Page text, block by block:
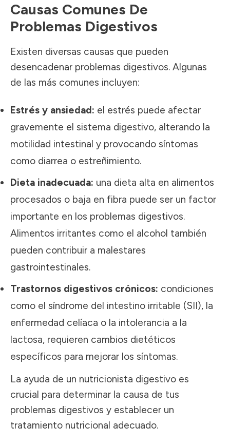
Causas Comunes De
Problemas Digestivos
Existen diversas causas que pueden
desencadenar problemas digestivos. Algunas
de las más comunes incluyen:
Estrés y ansiedad: el estrés puede afectar
gravemente el sistema digestivo, alterando la
motilidad intestinal y provocando síntomas
como diarrea o estreñimiento.
Dieta inadecuada: una dieta alta en alimentos
procesados o baja en fibra puede ser un factor
importante en los problemas digestivos.
Alimentos irritantes como el alcohol también
pueden contribuir a malestares
gastrointestinales.
Trastornos digestivos crónicos: condiciones
como el síndrome del intestino irritable (SII), la
enfermedad celíaca o la intolerancia a la
lactosa, requieren cambios dietéticos
específicos para mejorar los síntomas.
La ayuda de un nutricionista digestivo es
crucial para determinar la causa de tus
problemas digestivos y establecer un
tratamiento nutricional adecuado.